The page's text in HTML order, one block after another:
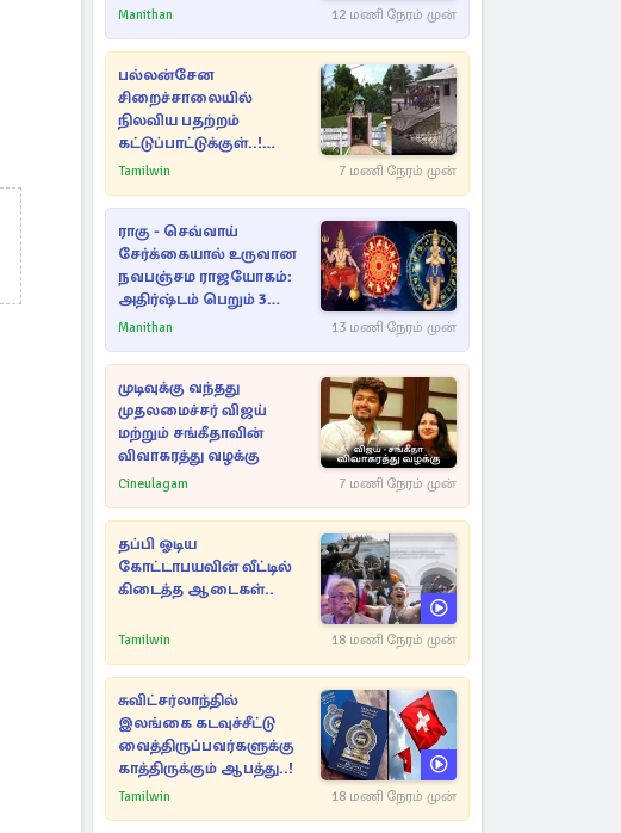
Manithan 12 மணி நேரம் முன்
பல்லன்சேன
சிறைச்சாலையில்
நிலவிய பதற்றம்
கட்டுப்பாட்டுக்குள்..!
அதிரடியாக களமிறங்கிய
Tamilwin 7 மணி நேரம் முன்
ராகு - செவ்வாய்
சேர்க்கையால் உருவான
நவபஞ்சம ராஜயோகம்:
அதிர்ஷ்டம் பெறும் 3
ராசிகள்!
Manithan 13 மணி நேரம் முன்
முடிவுக்கு வந்தது
முதலமைச்சர் விஜய்
மற்றும் சங்கீதாவின்
விவாகரத்து வழக்கு
Cineulagam 7 மணி நேரம் முன்
தப்பி ஓடிய
கோட்டாபயவின் வீட்டில்
கிடைத்த ஆடைகள்..
Tamilwin 18 மணி நேரம் முன்
சுவிட்சர்லாந்தில்
இலங்கை கடவுச்சீட்டு
வைத்திருப்பவர்களுக்கு
காத்திருக்கும் ஆபத்து..!
Tamilwin 18 மணி நேரம் முன்